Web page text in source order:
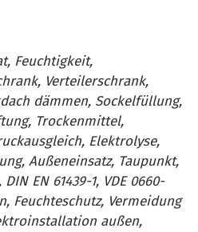
Feuchtigkeit,
Verteilerschrank,
dämmen, Sockelfüllung,
Trockenmittel,
Elektrolyse,
Außeneinsatz, Taupunkt,
EN 61439-1, VDE 0660-
Feuchteschutz, Vermeidung
außen,